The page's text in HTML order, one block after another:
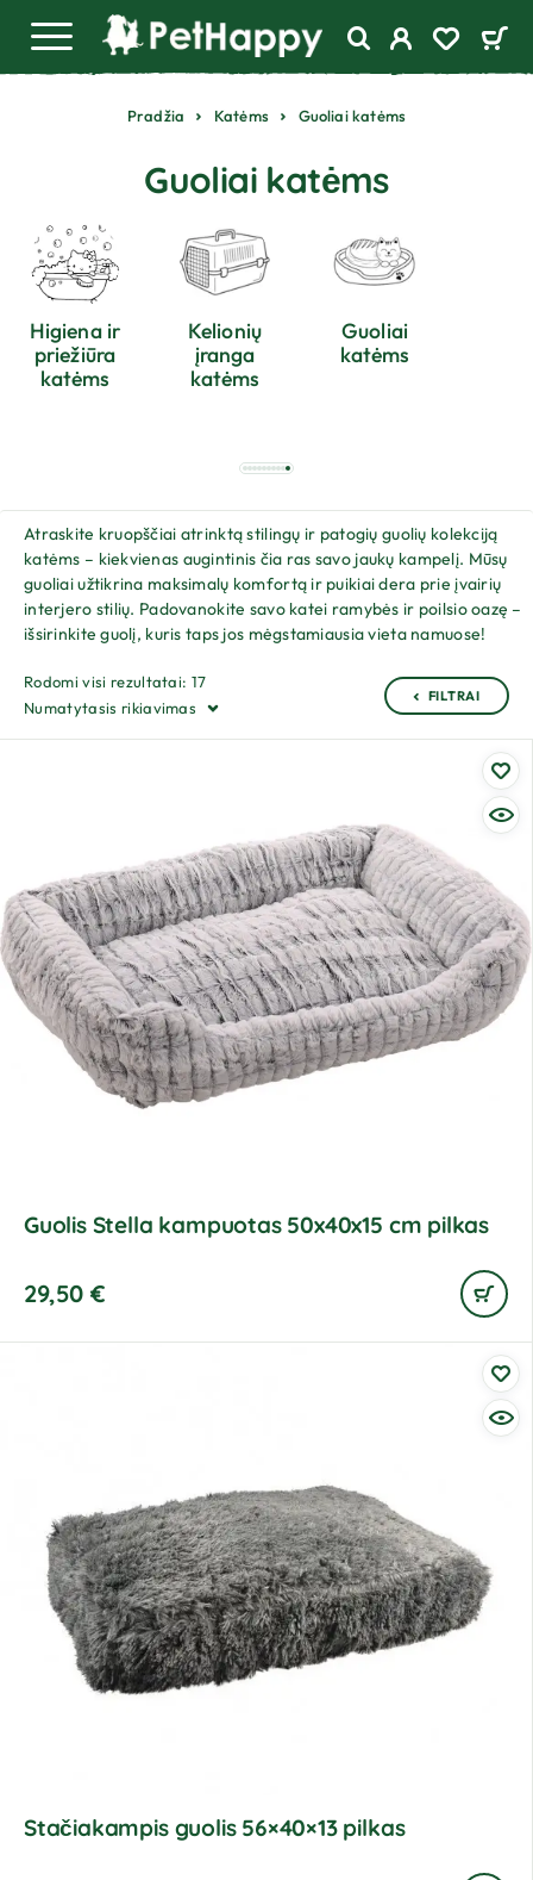
Pradžia Katėms Guoliai katėms
Guoliai katėms
Higiena ir
priežiūra
katėms
Kelionių
įranga
katėms
Guoliai
katėms
Atraskite kruopščiai atrinktą stilingų ir patogių guolių kolekciją
katėms – kiekvienas augintinis čia ras savo jaukų kampelį. Mūsų
guoliai užtikrina maksimalų komfortą ir puikiai dera prie įvairių
interjero stilių. Padovanokite savo katei ramybės ir poilsio oazę –
išsirinkite guolį, kuris taps jos mėgstamiausia vieta namuose!
Rodomi visi rezultatai: 17
Numatytasis rikiavimas
FILTRAI
Guolis Stella kampuotas 50x40x15 cm pilkas
29,50 €
Stačiakampis guolis 56×40×13 pilkas